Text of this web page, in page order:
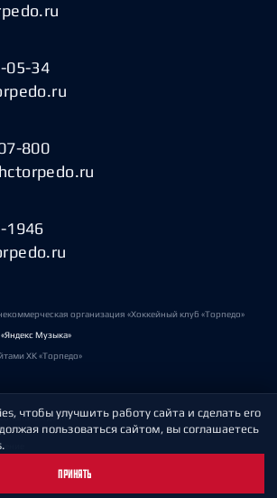
05-34
800
1946
организация «Хоккейный клуб «Торпедо»
Музыка»
ХК «Торпедо»
данных
чтобы улучшить работу сайта и сделать его
пользоваться сайтом, вы соглашаетесь
ПРИНЯТЬ